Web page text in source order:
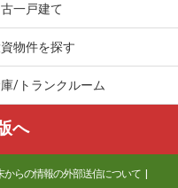
一戸建て
物件を探す
/トランクルーム
へ
からの情報の外部送信について